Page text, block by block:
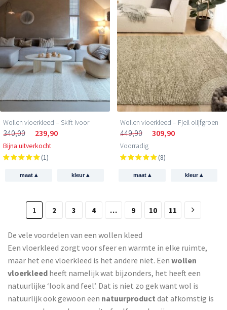
Wollen vloerkleed – Skift ivoor
340,00 239,90
Bijna uitverkocht
(1)
maat ▴ kleur▴
Wollen vloerkleed – Fjell olijfgroen
449,90 309,90
Voorradig
(8)
maat ▴ kleur▴
1 2 3 4 … 9 10 11
De vele voordelen van een wollen kleed
Een vloerkleed zorgt voor sfeer en warmte in elke ruimte,
maar het ene vloerkleed is het andere niet. Een wollen
vloerkleed heeft namelijk wat bijzonders, het heeft een
natuurlijke ‘look and feel’. Dat is niet zo gek want wol is
natuurlijk ook gewoon een natuurproduct dat afkomstig is